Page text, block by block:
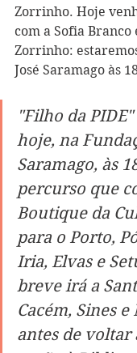
Zorrinho. Hoje
com a Sofia Branco
Zorrinho:
José Saramago às
"Filho da PIDE"
hoje, na
Saramago, às
percurso que
Boutique da
para o Porto,
Iria, Elvas e
breve irá a
Cacém, Sines
antes de voltar